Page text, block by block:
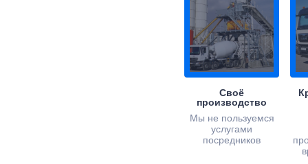
Своё
производство
Мы не пользуемся
услугами
посредников